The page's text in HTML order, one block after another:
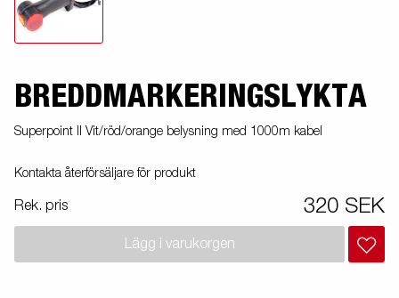
BREDDMARKERINGSLYKTA
Superpoint II Vit/röd/orange belysning med 1000m kabel
Kontakta återförsäljare för produkt
Rek. pris 320 SEK
Lägg i varukorgen